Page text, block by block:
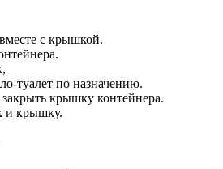
с крышкой.
туалет по назначению.
закрыть крышку контейнера.
и крышку.